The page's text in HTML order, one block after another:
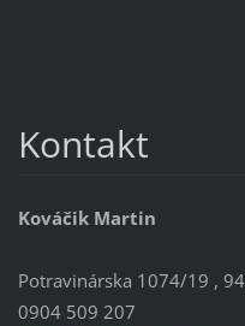
Kontakt
Kováčik Martin
Potravinárska 1074/19 ,
0904 509 207